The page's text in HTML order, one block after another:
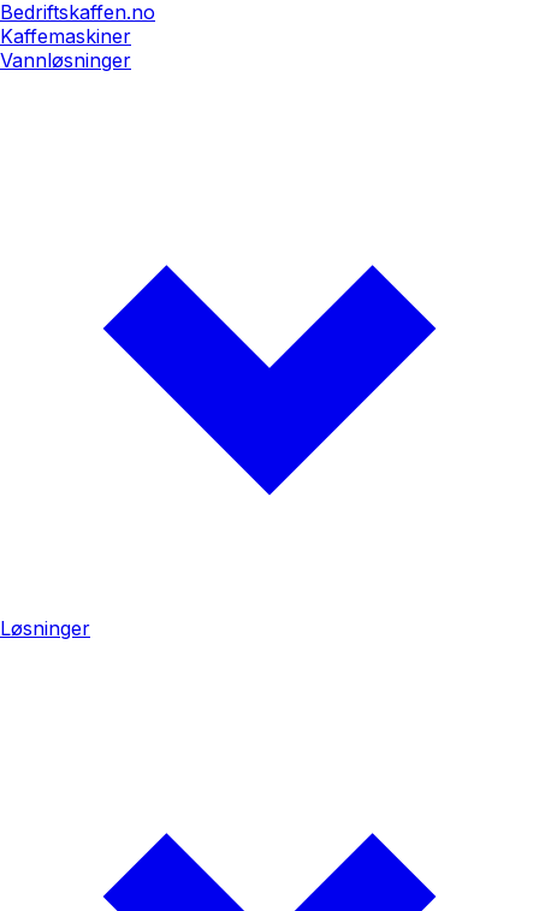
Bedriftskaffen.no
Kaffemaskiner
Vannløsninger
Løsninger